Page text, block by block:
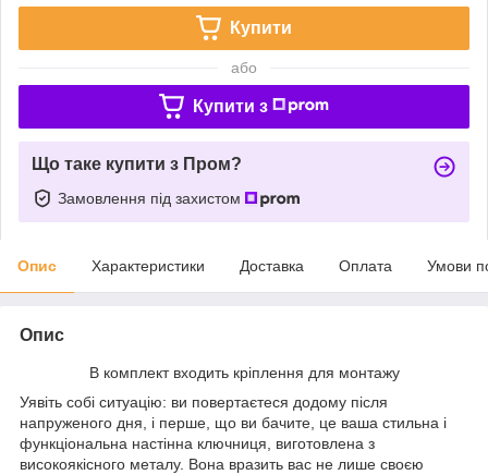
Купити
або
Купити з
Що таке купити з Пром?
Замовлення під захистом
Опис Характеристики Доставка Оплата Умови
Опис
В комплект входить кріплення для монтажу
Уявіть собі ситуацію: ви повертаєтеся додому після
напруженого дня, і перше, що ви бачите, це ваша стильна і
функціональна настінна ключниця, виготовлена з
високоякісного металу. Вона вразить вас не лише своєю